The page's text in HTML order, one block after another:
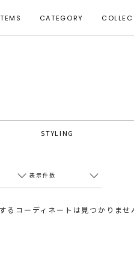
CATEGORY
STYLING
表示件数
るコーディネートは見つかりま